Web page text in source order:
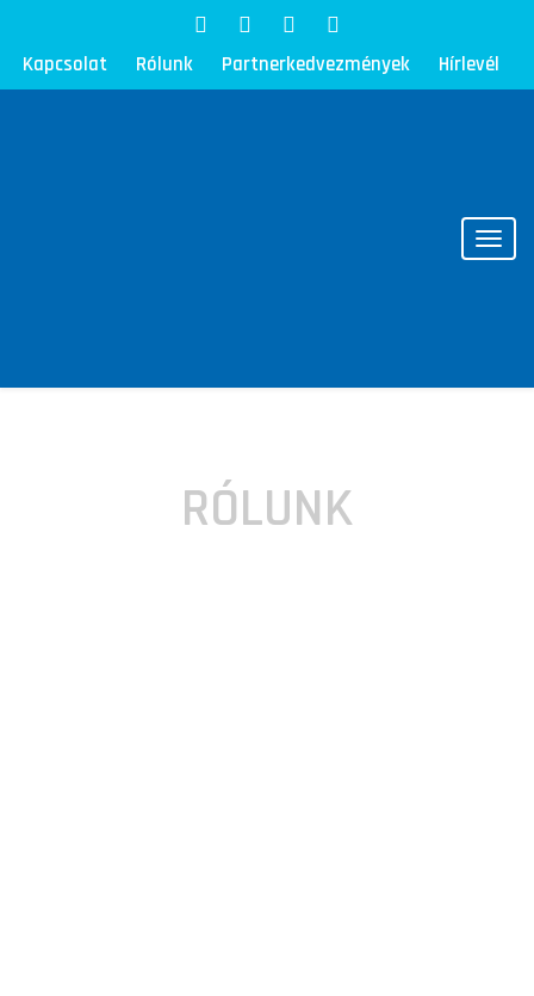
Kapcsolat Rólunk Partnerkedvezmények Hírlevél
RÓLUNK